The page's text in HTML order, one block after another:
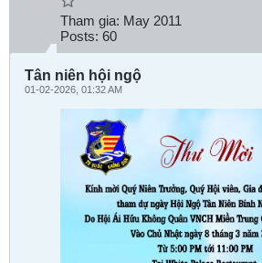
Tham gia: May 2011
Posts: 60
Tân niên hội ngộ
01-02-2026, 01:32 AM